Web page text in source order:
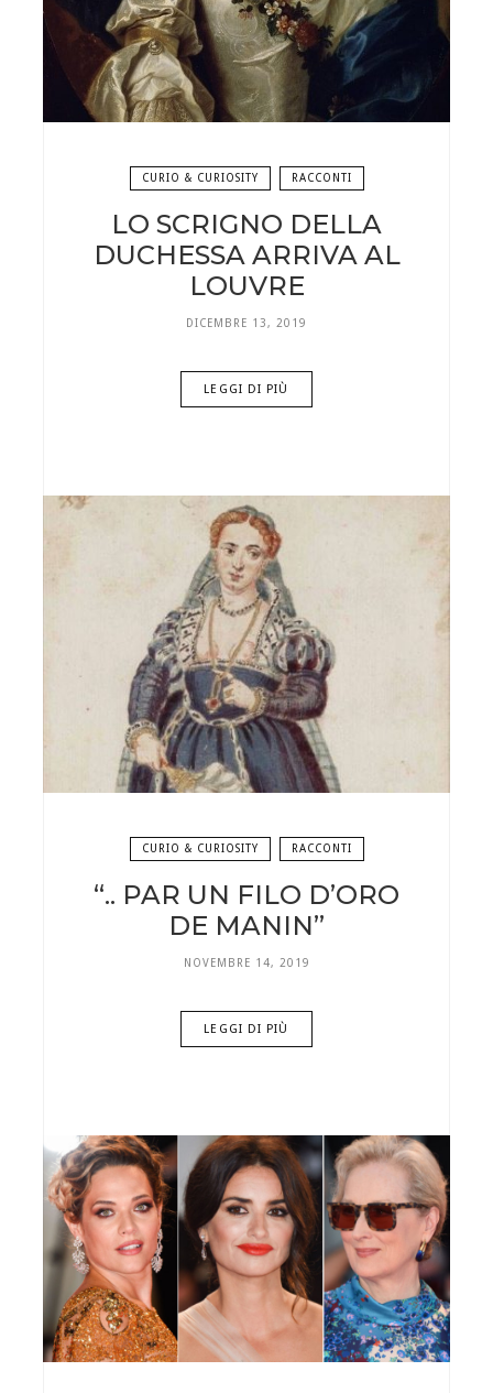
CURIO & CURIOSITY RACCONTI
LO SCRIGNO DELLA
DUCHESSA ARRIVA AL
LOUVRE
DICEMBRE 13, 2019
LEGGI DI PIÙ
CURIO & CURIOSITY RACCONTI
“.. PAR UN FILO D’ORO
DE MANIN”
NOVEMBRE 14, 2019
LEGGI DI PIÙ